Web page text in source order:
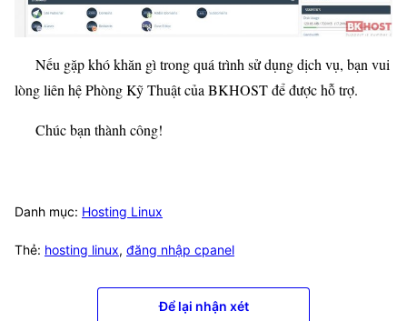
Nếu gặp khó khăn gì trong quá trình sử dụng dịch vụ, bạn vui
lòng liên hệ Phòng Kỹ Thuật của BKHOST để được hỗ trợ.
Chúc bạn thành công!
Danh mục: Hosting Linux
Thẻ: hosting linux, đăng nhập cpanel
Để lại nhận xét